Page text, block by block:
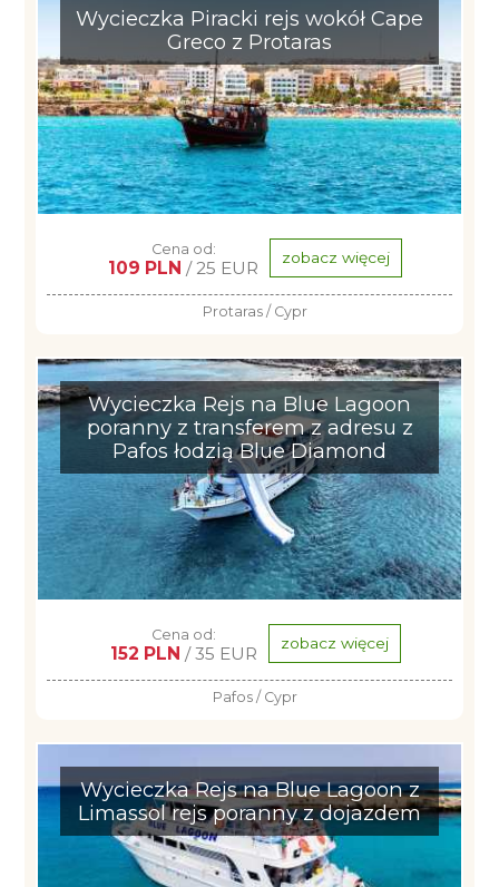
Wycieczka Piracki rejs wokół Cape
Greco z Protaras
Cena od:
109 PLN / 25 EUR zobacz więcej
Protaras / Cypr
Wycieczka Rejs na Blue Lagoon
poranny z transferem z adresu z
Pafos łodzią Blue Diamond
Cena od:
152 PLN / 35 EUR zobacz więcej
Pafos / Cypr
Wycieczka Rejs na Blue Lagoon z
Limassol rejs poranny z dojazdem